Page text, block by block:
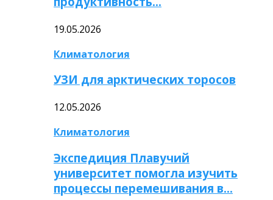
19.05.2026
Климатология
УЗИ для арктических торосов
12.05.2026
Климатология
Экспедиция Плавучий
университет помогла изучить
процессы перемешивания в…